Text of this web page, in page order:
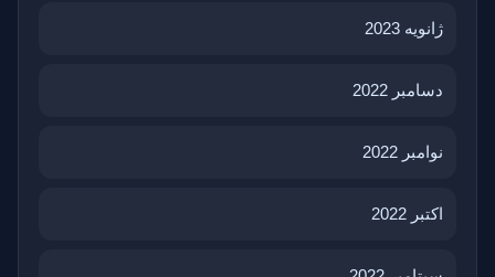
ژانویه 2023
دسامبر 2022
نوامبر 2022
اکتبر 2022